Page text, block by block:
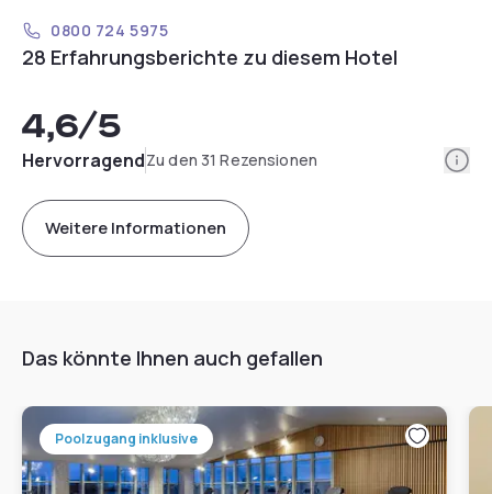
0800 724 5975
28 Erfahrungsberichte zu diesem Hotel
4,6/5
HervorragendZu den 31 Rezensionen
Weitere Informationen
Das könnte Ihnen auch gefallen
Poolzugang inklusive